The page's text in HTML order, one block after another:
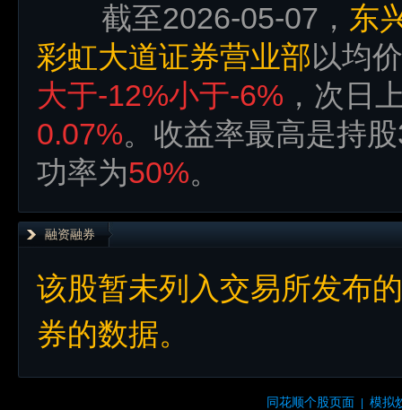
截至2026-05-07， 东
彩虹大道证券营业部 以均价
大于-12%小于-6% ，次日
0.07%。收益率最高是持
功率为50%。
融资融券
该股暂未列入交易所发布
券的数据。
同花顺个股页面 模拟